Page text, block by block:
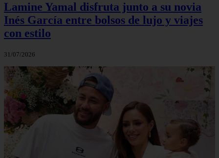
Lamine Yamal disfruta junto a su novia
Inés García entre bolsos de lujo y viajes
con estilo
31/07/2026